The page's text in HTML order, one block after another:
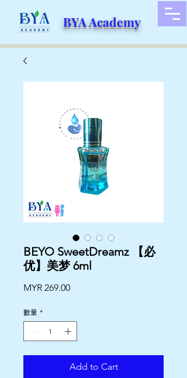
BYA Academy
BEYO SweetDreamz 【必
优】美梦 6ml
MYR 269.00價
數量 *
Add to Cart